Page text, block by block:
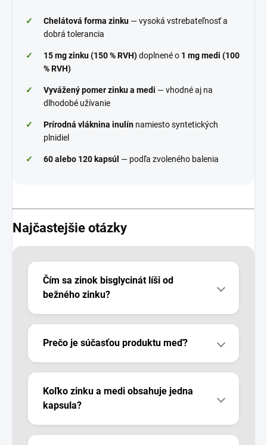
✓ Chelátová forma zinku — vysoká vstrebateľnosť a
dobrá tolerancia
✓ 15 mg zinku (150 % RVH)doplnené o 1 mg medi (100
% RVH)
✓ Vyvážený pomer zinku a medi — vhodné aj na
dlhodobé užívanie
✓ Prírodná vláknina inulín namiesto syntetických
plnidiel
✓ 60 alebo 120 kapsúl — podľa zvoleného balenia
Najčastejšie otázky
Čím sa zinok bisglycinát líši od
bežného zinku?
Prečo je súčasťou produktu meď?
Koľko zinku a medi obsahuje jedna
kapsula?